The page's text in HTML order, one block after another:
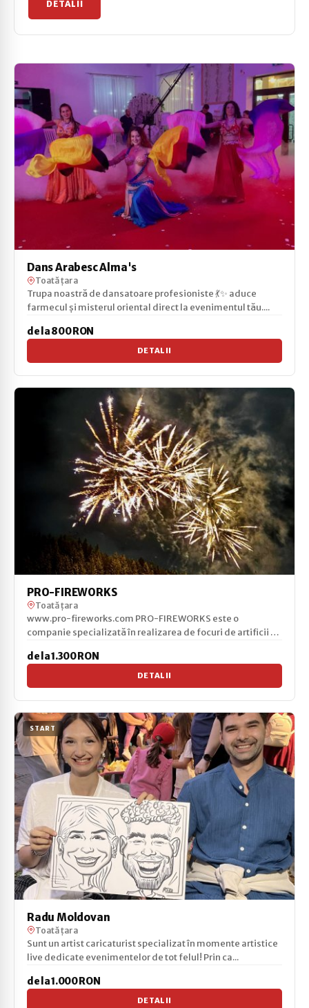
DETALII
Dans Arabesc Alma's
Toată țara
Trupa noastră de dansatoare profesioniste 💃✨ aduce
farmecul și misterul oriental direct la evenimentul tău....
de la 800 RON
DETALII
PRO-FIREWORKS
Toată țara
www.pro-fireworks.com PRO-FIREWORKS este o
companie specializată în realizarea de focuri de artificii de
de la 1.300 RON
DETALII
START
Radu Moldovan
Toată țara
Sunt un artist caricaturist specializat în momente artistice
live dedicate evenimentelor de tot felul! Prin ca...
de la 1.000 RON
DETALII